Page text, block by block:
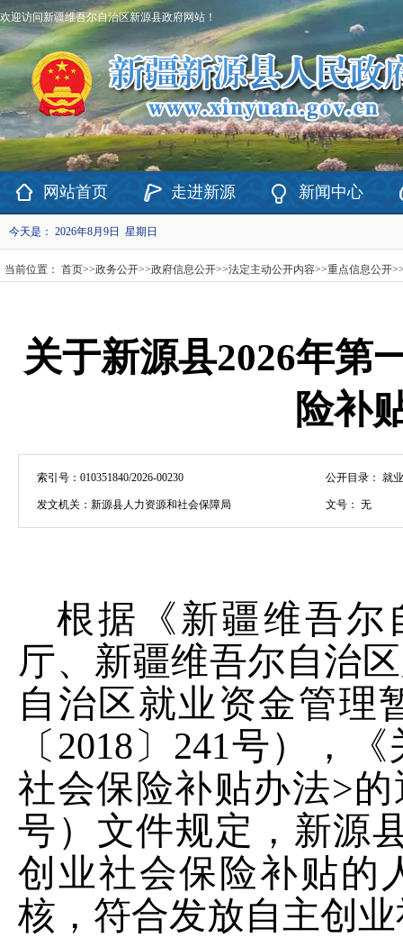
欢迎访问新疆维吾尔自治区新源县政府网站！
网站首页 走进新源 新闻中心
今天是： 2026年8月9日 星期日
当前位置： 首页>>政务公开>>政府信息公开>>法定主动公开内容>>重点信息公开
关于新源县2026年第
险补
索引号： 010351840/2026-00230 公开目录： 就
发文机关： 新源县人力资源和社会保障局 文号： 无
根据《新疆维吾尔
厅、新疆维吾尔自治
自治区就业资金管理
〔 2018 〕 241号），《
社会保险补贴办法>
号）文件规定，新源
创业社会保险补贴的
核，符合发放自主创